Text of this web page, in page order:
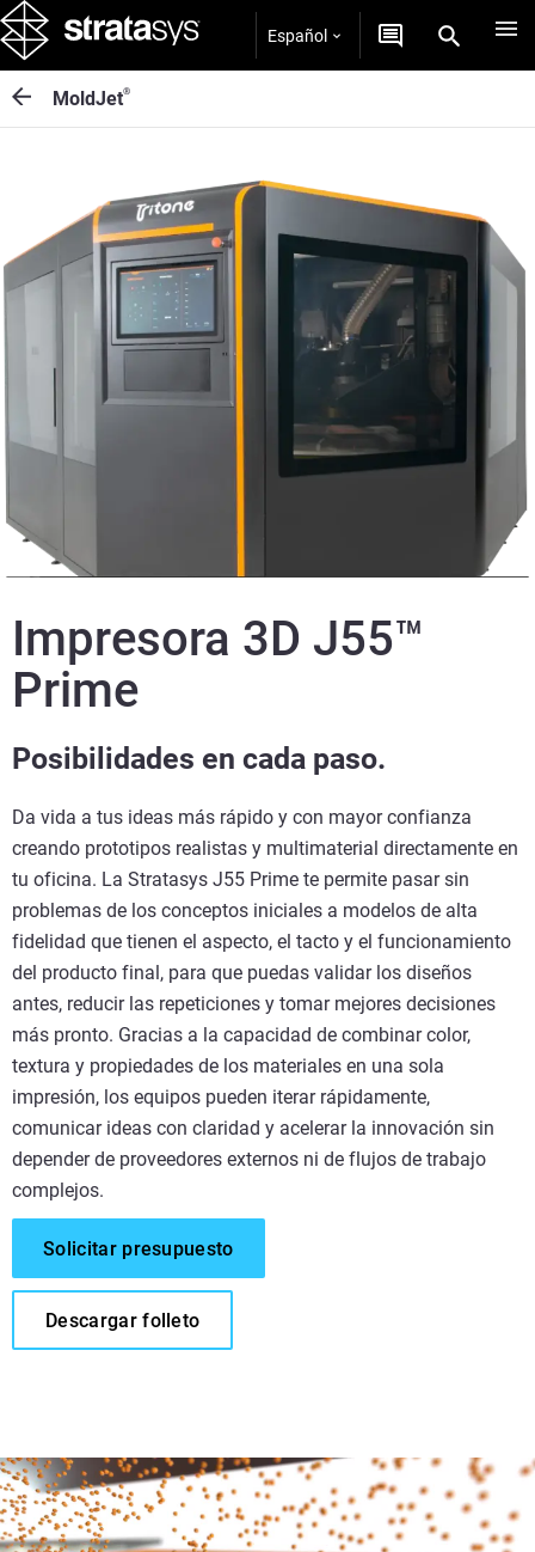
Español
MoldJet®
Impresora 3D J55™
Prime
Posibilidades en cada paso.
Da vida a tus ideas más rápido y con mayor confianza
creando prototipos realistas y multimaterial directamente en
tu oficina. La Stratasys J55 Prime te permite pasar sin
problemas de los conceptos iniciales a modelos de alta
fidelidad que tienen el aspecto, el tacto y el funcionamiento
del producto final, para que puedas validar los diseños
antes, reducir las repeticiones y tomar mejores decisiones
más pronto. Gracias a la capacidad de combinar color,
textura y propiedades de los materiales en una sola
impresión, los equipos pueden iterar rápidamente,
comunicar ideas con claridad y acelerar la innovación sin
depender de proveedores externos ni de flujos de trabajo
complejos.
Solicitar presupuesto
Descargar folleto